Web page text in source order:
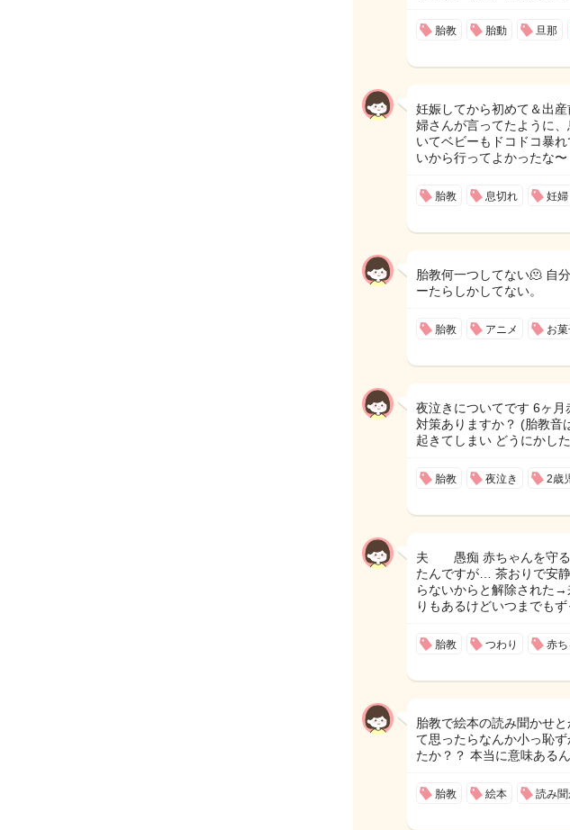
胎教 胎動 旦那
妊娠してから初めて＆出
婦さんが言ってたように、
いてベビーもドコドコ暴
いから行ってよかったな〜
胎教 息切れ 妊婦
胎教何一つしてない🫠 自
ーたらしかしてない。
胎教 アニメ お
夜泣きについてです 6ヶ
対策ありますか？ (胎教音
起きてしまい どうにかし
胎教 夜泣き 2歳
夫 愚痴 赤ちゃんを守る
たんですが… 茶おりで安
らないからと解除された
りもあるけどいつまでも
胎教 つわり 赤ち
胎教で絵本の読み聞かせ
て思ったらなんか小っ恥
たか？？ 本当に意味ある
胎教 絵本 読み